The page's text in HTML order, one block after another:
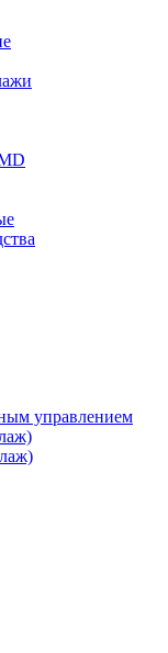
управлением